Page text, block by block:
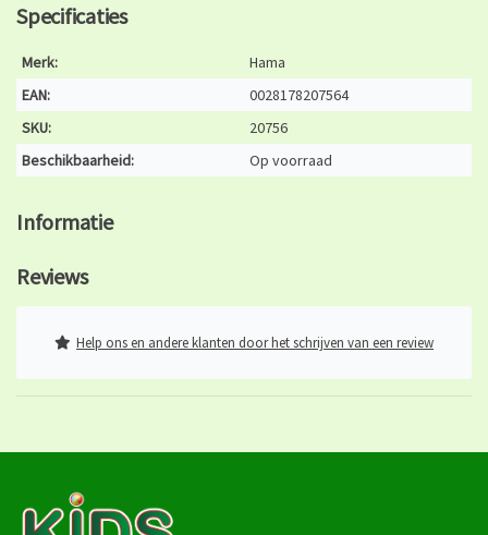
Specificaties
Merk:
Hama
EAN:
0028178207564
SKU:
20756
Beschikbaarheid:
Op voorraad
Informatie
Reviews
Help ons en andere klanten door het schrijven van een review